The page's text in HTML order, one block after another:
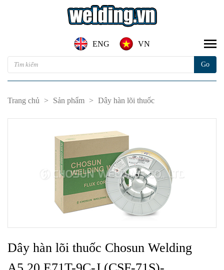
ENG VN
Trang chủ > Sản phẩm > Dây hàn lõi thuốc
Dây hàn lõi thuốc Chosun Welding